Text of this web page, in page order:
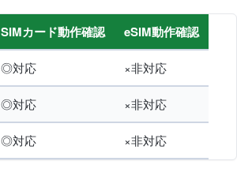
SIMカード動作確認 eSIM動作確認
◎対応 ×非対応
◎対応 ×非対応
◎対応 ×非対応